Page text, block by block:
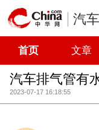
汽车
首页 文章
汽车排气管有
2023-07-17 16:18:55